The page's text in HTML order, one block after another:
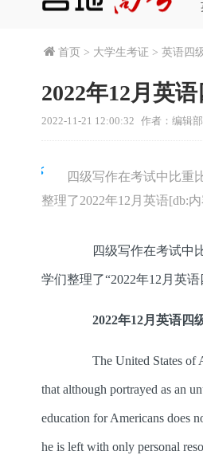
首页 > 大学生考证 > 英语四
2022年12月英
2022-11-21 12:00:32 作者：编辑部
四级写作在考试中比重
整理了2022年12月英语[db:
四级写作在考试中比
学们整理了“2022年12月英
2022年12月英语四级
The United States of
that although portrayed as an
education for Americans does
he is left with only personal